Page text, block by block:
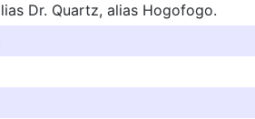
Dr. Quartz, alias Hogofogo.